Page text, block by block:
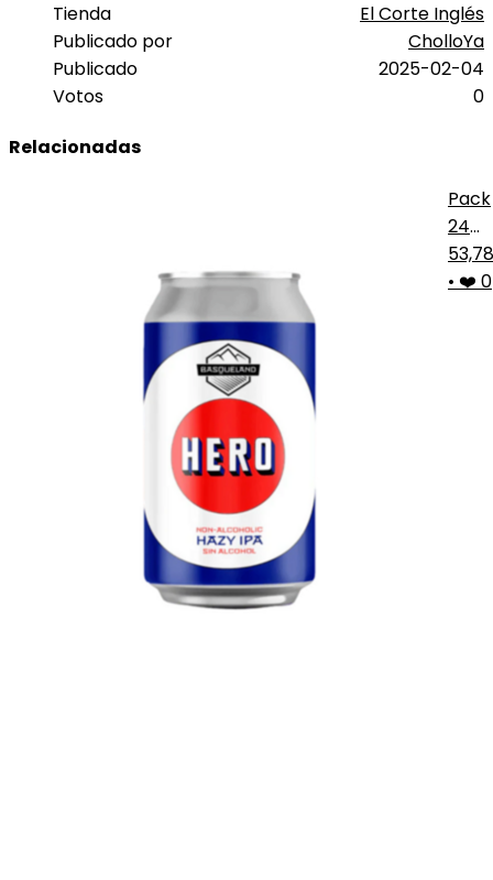
Tienda
El Corte Inglés
Publicado por
CholloYa
Publicado
2025-02-04
Votos
0
Relacionadas
Pack
24
Hazy
IPA
• ❤️ 0